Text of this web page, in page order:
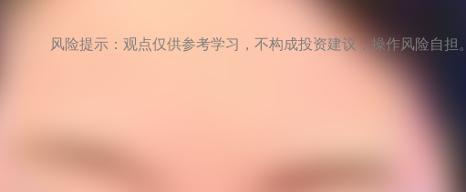
风险提示：观点仅供参考学习，不构成投资建议，操作风险自担